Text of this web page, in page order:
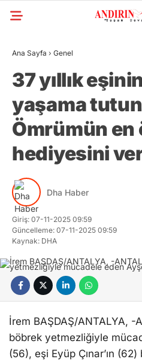
Ana Sayfa › Genel
37 yıllık
yaşama
Ömrümün en
hediyesini
Dha Haber
Giriş: 07-11-2025 09:59
Güncelleme: 07-11-2025 09:59
Kaynak: DHA
İrem BAŞDAŞ/ANTALYA, -
böbrek yetmezliğiyle
(56), eşi Eyüp Çınar’ın (62)